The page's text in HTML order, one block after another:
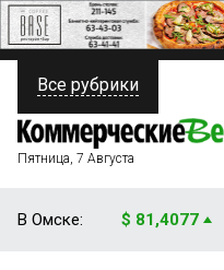
ПОЛИТИКА
ФИНАНСЫ
Все рубрики
Пятница, 7 Августа
В Омске: $ 81,4077